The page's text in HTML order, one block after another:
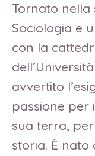
Tornato
Sociologia e
con la
avvertito
passione per
sua terra,
storia. È nato